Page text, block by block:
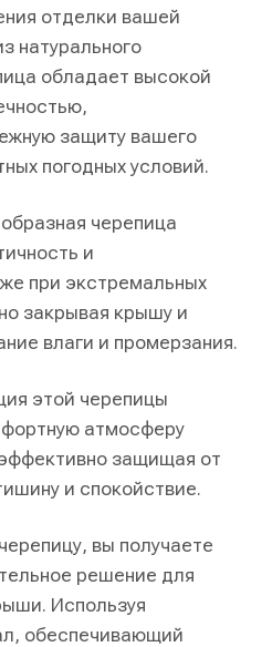
отделки вашей
натурального
обладает высокой
защиту вашего
погодных условий.
черепица
и
при экстремальных
закрывая крышу и
влаги и промерзания.
этой черепицы
атмосферу
защищая от
и спокойствие.
вы получаете
решение для
Используя
обеспечивающий